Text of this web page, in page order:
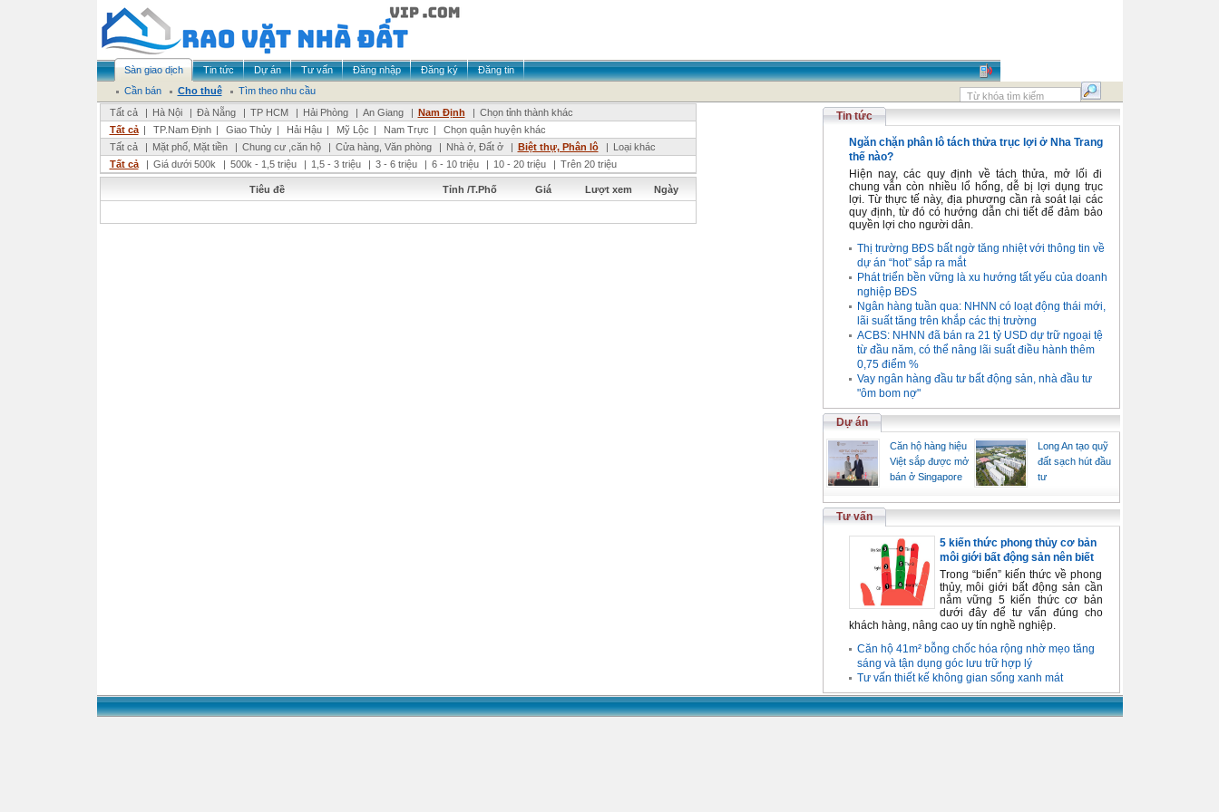
Sàn giao dịch Tin tức Dự án Tư vấn Đăng nhập Đăng ký
Đăng tin
Cần bán
Cho thuê
Tìm theo nhu cầu
Tất cả
| Hà Nội | Đà Nẵng | TP HCM | Hải Phòng | An Giang | Nam Định | Chọn tỉnh thành khác
Tất cả | TP.Nam Định | Giao Thủy | Hải Hậu | Mỹ Lộc | Nam Trực |
Chọn quận huyện khác
Tất cả
| Mặt phố, Mặt tiền | Chung cư ,căn hộ | Cửa hàng, Văn phòng | Nhà ở, Đất ở | Biệt thự, Phân lô | Loại khác
Tất cả
| Giá dưới 500k | 500k - 1,5 triệu | 1,5 - 3 triệu | 3 - 6 triệu | 6 - 10 triệu | 10 - 20 triệu | Trên 20 triệu
Tiêu đề Tỉnh /T.Phố Giá Lượt xem Ngày
Tin tức
Ngăn chặn phân lô tách thửa trục lợi ở Nha Trang
thế nào?
Hiện nay, các quy định về tách thửa, mở lối đi
chung vẫn còn nhiều lổ hổng, dễ bị lợi dụng trục
lợi. Từ thực tế này, địa phương cần rà soát lại các
quy định, từ đó có hướng dẫn chi tiết để đảm bảo
quyền lợi cho người dân.
Thị trường BĐS bất ngờ tăng nhiệt với thông tin về
dự án “hot” sắp ra mắt
Phát triển bền vững là xu hướng tất yếu của doanh
nghiệp BĐS
Ngân hàng tuần qua: NHNN có loạt động thái mới,
lãi suất tăng trên khắp các thị trường
ACBS: NHNN đã bán ra 21 tỷ USD dự trữ ngoại tệ
từ đầu năm, có thể nâng lãi suất điều hành thêm
0,75 điểm %
Vay ngân hàng đầu tư bất động sản, nhà đầu tư
"ôm bom nợ"
Dự án
Căn hộ hàng hiệu
Việt sắp được mở
bán ở Singapore
Long An tạo quỹ
đất sạch hút đầu
tư
Tư vấn
5 kiến thức phong thủy cơ bản
môi giới bất động sản nên biết
Trong “biển” kiến thức về phong
thủy, môi giới bất động sản cần
nắm vững 5 kiến thức cơ bản
dưới đây để tư vấn đúng cho
khách hàng, nâng cao uy tín nghề nghiệp.
Căn hộ 41m² bỗng chốc hóa rộng nhờ mẹo tăng
sáng và tận dụng góc lưu trữ hợp lý
Tư vấn thiết kế không gian sống xanh mát